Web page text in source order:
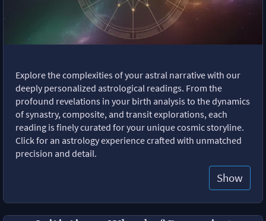
Explore the complexities of your astral narrative with our
deeply personalized astrological readings. From the
profound revelations in your birth analysis to the dynamics
of synastry, composite, and transit explorations, each
reading is finely curated for your unique cosmic storyline.
Click for an astrology experience crafted with unmatched
precision and detail.
Show